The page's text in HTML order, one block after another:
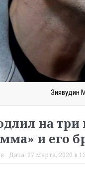
Зиявудин
на три
и его
Дата: 27 марта, 2020 в